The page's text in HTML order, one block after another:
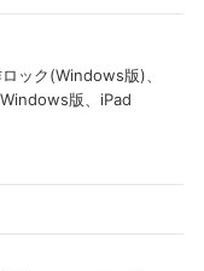
ック(Windows版)、
版、iPad